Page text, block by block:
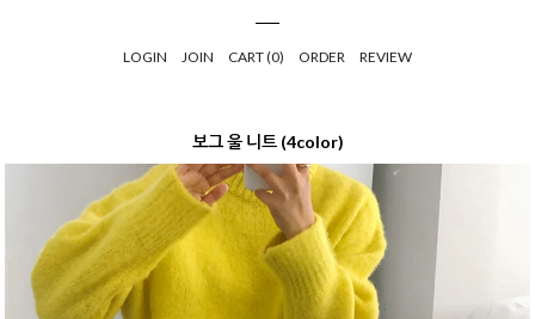
LOGIN JOIN CART (0) ORDER REVIEW
보그 울 니트 (4color)